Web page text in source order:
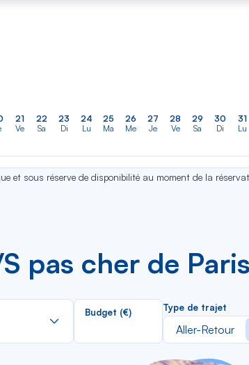
21
Ve
22
Sa
23
Di
24
Lu
25
Ma
26
Me
27
Je
28
Ve
29
Sa
30
Di
31
Lu
et sous réserve de disponibilité au moment de la
pas cher de
Rechercher
la
Budget (€) Type de trajet
Aller-Retour